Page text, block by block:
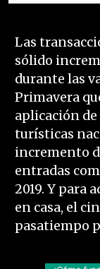
Las
sólido
durante las
Primavera
aplicación
turísticas
incremento
entradas
2019. Y para
en casa, el
pasatiempo